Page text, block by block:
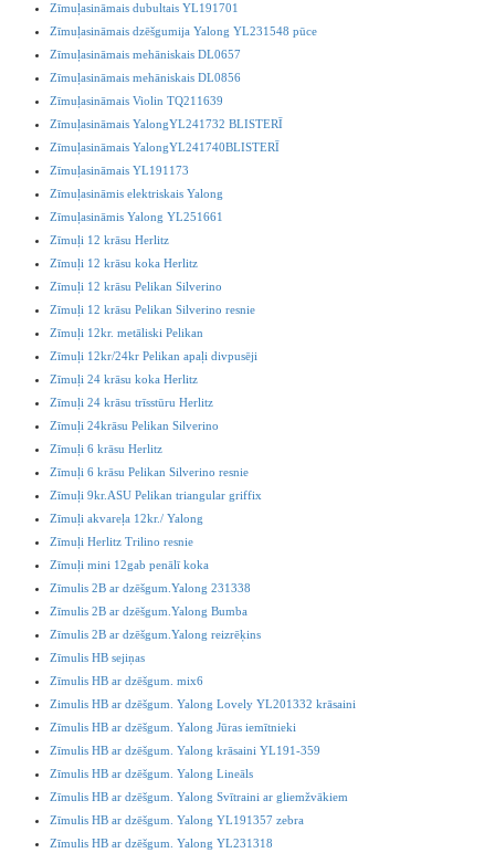
Zīmuļasināmais dubultais YL191701
Zīmuļasināmais dzēšgumija Yalong YL231548 pūce
Zīmuļasināmais mehāniskais DL0657
Zīmuļasināmais mehāniskais DL0856
Zīmuļasināmais Violin TQ211639
Zīmuļasināmais YalongYL241732 BLISTERĪ
Zīmuļasināmais YalongYL241740BLISTERĪ
Zīmuļasināmais YL191173
Zīmuļasināmis elektriskais Yalong
Zīmuļasināmis Yalong YL251661
Zīmuļi 12 krāsu Herlitz
Zīmuļi 12 krāsu koka Herlitz
Zīmuļi 12 krāsu Pelikan Silverino
Zīmuļi 12 krāsu Pelikan Silverino resnie
Zīmuļi 12kr. metāliski Pelikan
Zīmuļi 12kr/24kr Pelikan apaļi divpusēji
Zīmuļi 24 krāsu koka Herlitz
Zīmuļi 24 krāsu trīsstūru Herlitz
Zīmuļi 24krāsu Pelikan Silverino
Zīmuļi 6 krāsu Herlitz
Zīmuļi 6 krāsu Pelikan Silverino resnie
Zīmuļi 9kr.ASU Pelikan triangular griffix
Zīmuļi akvareļa 12kr./ Yalong
Zīmuļi Herlitz Trilino resnie
Zīmuļi mini 12gab penālī koka
Zīmulis 2B ar dzēšgum.Yalong 231338
Zīmulis 2B ar dzēšgum.Yalong Bumba
Zīmulis 2B ar dzēšgum.Yalong reizrēķins
Zīmulis HB sejiņas
Zīmulis HB ar dzēšgum. mix6
Zimulis HB ar dzēšgum. Yalong Lovely YL201332 krāsaini
Zīmulis HB ar dzēšgum. Yalong Jūras iemītnieki
Zīmulis HB ar dzēšgum. Yalong krāsaini YL191-359
Zīmulis HB ar dzēšgum. Yalong Lineāls
Zīmulis HB ar dzēšgum. Yalong Svītraini ar gliemžvākiem
Zīmulis HB ar dzēšgum. Yalong YL191357 zebra
Zīmulis HB ar dzēšgum. Yalong YL231318